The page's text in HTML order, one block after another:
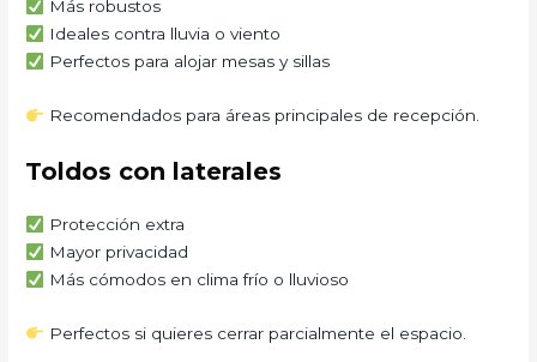
Más robustos
Ideales contra lluvia o viento
Perfectos para alojar mesas y sillas
Recomendados para áreas principales de recepción.
Toldos con laterales
Protección extra
Mayor privacidad
Más cómodos en clima frío o lluvioso
Perfectos si quieres cerrar parcialmente el espacio.